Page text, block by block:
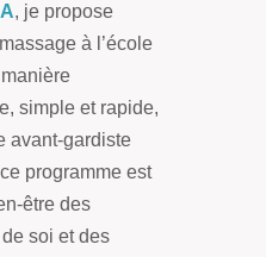
, je propose
à l’école
simple et rapide,
avant-gardiste
programme est
être des
soi et des